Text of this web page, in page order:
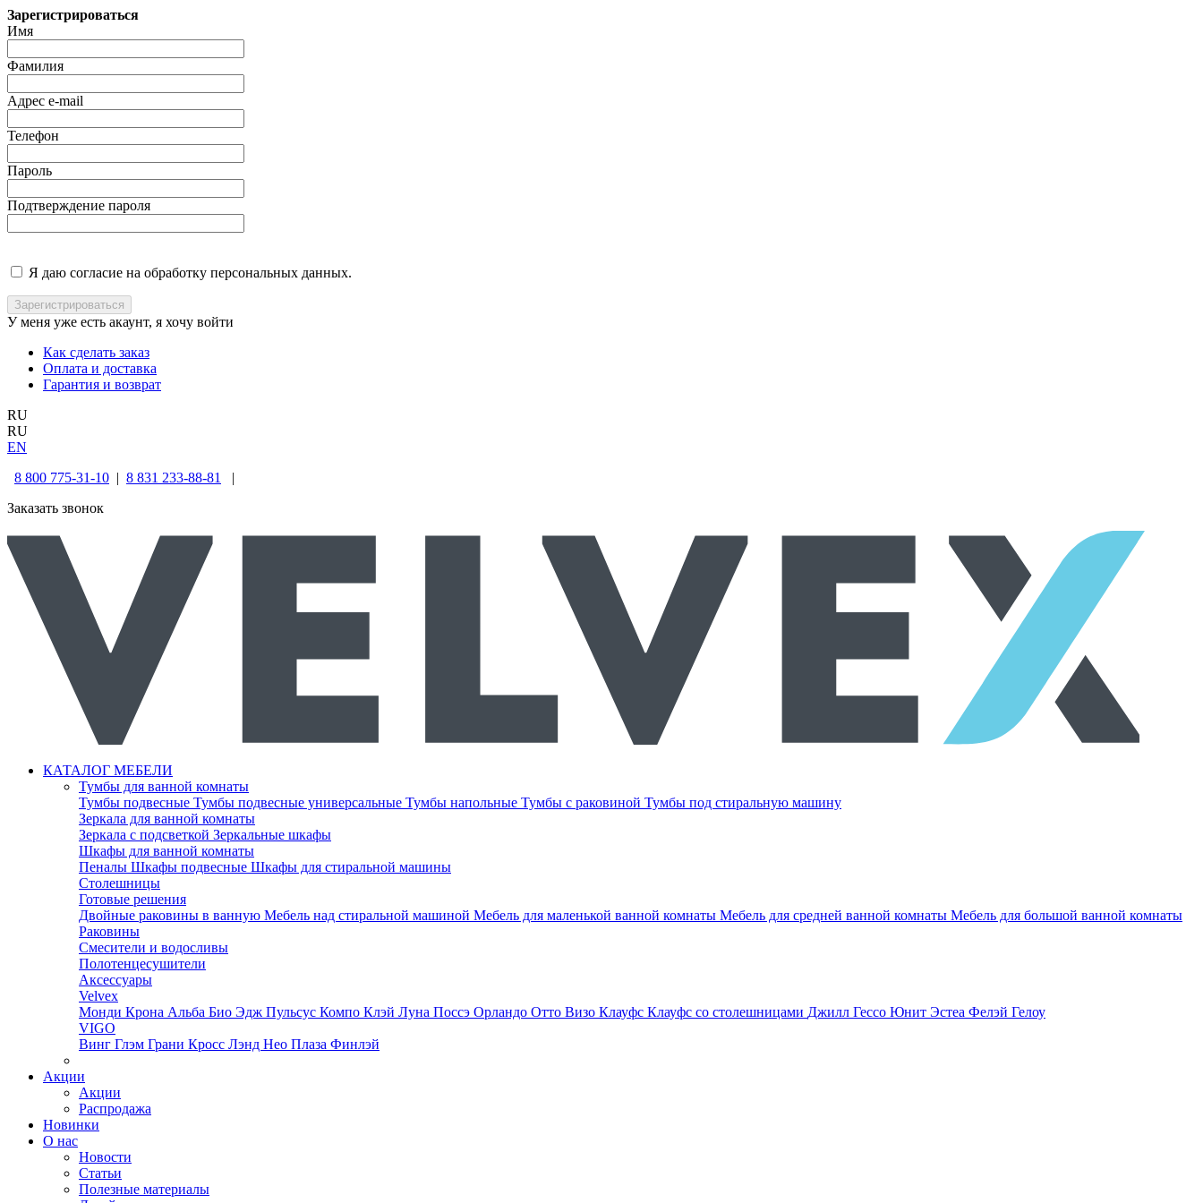
Зарегистрироваться
Имя
Фамилия
Адрес e-mail
Телефон
Пароль
Подтверждение пароля
Я даю согласие на обработку персональных данных.
У меня уже есть акаунт, я хочу войти
Как сделать заказ
Оплата и доставка
Гарантия и возврат
RU
RU
EN
8 800 775-31-10 | 8 831 233-88-81
|
Заказать звонок
КАТАЛОГ МЕБЕЛИ
Тумбы для ванной комнаты
Тумбы подвесные Тумбы подвесные универсальные Тумбы напольные Тумбы с раковиной Тумбы под стиральную машину
Зеркала для ванной комнаты
Зеркала с подсветкой Зеркальные шкафы
Шкафы для ванной комнаты
Пеналы Шкафы подвесные Шкафы для стиральной машины
Столешницы
Готовые решения
Двойные раковины в ванную Мебель над стиральной машиной Мебель для маленькой ванной комнаты Мебель для средней ванной комнаты Мебель для большой ванной комнаты
Раковины
Смесители и водосливы
Полотенцесушители
Аксессуары
Velvex
Монди Крона Альба Био Эдж Пульсус Компо Клэй Луна Поссэ Орландо Отто Визо Клауфс Клауфс со столешницами Джилл Гессо Юнит Эстеа Фелэй Гелоу
VIGO
Винг Глэм Грани Кросс Лэнд Нео Плаза Финлэй
Акции
Акции
Распродажа
Новинки
О нас
Новости
Статьи
Полезные материалы